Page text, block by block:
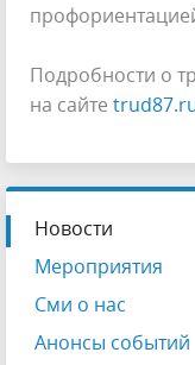
Подробности о
на сайте
Новости
Мероприятия
Сми о нас
Анонсы событий